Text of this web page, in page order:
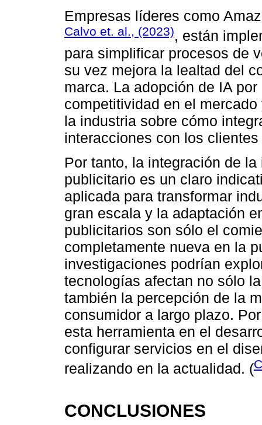
Empresas líderes como
Calvo et. al., (2023), están
para simplificar procesos de
su vez mejora la lealtad del
marca. La adopción de IA
competitividad en el
la industria sobre cómo
interacciones con los
Por tanto, la integración de
publicitario es un claro
aplicada para transformar
gran escala y la adaptación
publicitarios son sólo el
completamente nueva en la
investigaciones podrían
tecnologías afectan no sólo
también la percepción de la
consumidor a largo plazo.
esta herramienta en el
configurar servicios en el
realizando en la actualidad. (
CONCLUSIONES